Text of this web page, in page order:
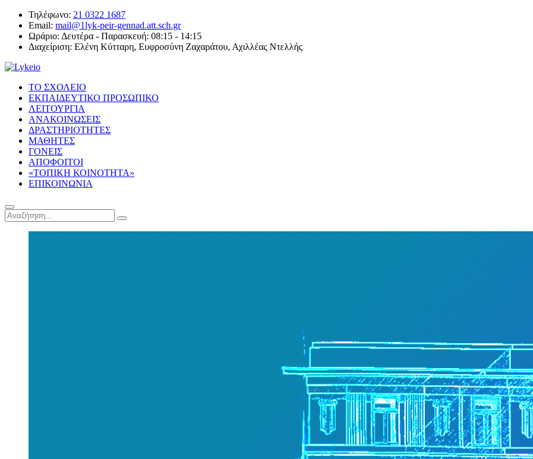
Τηλέφωνο: 21 0322 1687
Email: mail@1lyk-peir-gennad.att.sch.gr
Ωράριο: Δευτέρα - Παρασκευή: 08:15 - 14:15
Διαχείριση: Ελένη Κύτταρη, Ευφροσύνη Ζαχαράτου, Αχιλλέας Ντελλής
ΤΟ ΣΧΟΛΕΙΟ
ΕΚΠΑΙΔΕΥΤΙΚΟ ΠΡΟΣΩΠΙΚΟ
ΛΕΙΤΟΥΡΓΙΑ
ΑΝΑΚΟΙΝΩΣΕΙΣ
ΔΡΑΣΤΗΡΙΟΤΗΤΕΣ
ΜΑΘΗΤΕΣ
ΓΟΝΕΙΣ
ΑΠΟΦΟΙΤΟΙ
«ΤΟΠΙΚΗ ΚΟΙΝΟΤΗΤΑ»
ΕΠΙΚΟΙΝΩΝΙΑ